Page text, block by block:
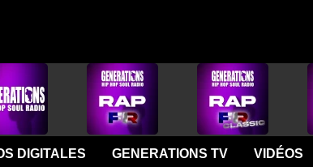
DIGITALES GENERATIONS TV VIDÉOS